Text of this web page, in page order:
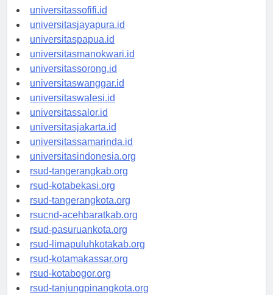
universitasmaluku.id
universitassofifi.id
universitasjayapura.id
universitaspapua.id
universitasmanokwari.id
universitassorong.id
universitaswanggar.id
universitaswalesi.id
universitassalor.id
universitasjakarta.id
universitassamarinda.id
universitasindonesia.org
rsud-tangerangkab.org
rsud-kotabekasi.org
rsud-tangerangkota.org
rsucnd-acehbaratkab.org
rsud-pasuruankota.org
rsud-limapuluhkotakab.org
rsud-kotamakassar.org
rsud-kotabogor.org